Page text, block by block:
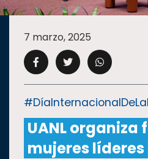
ACADEMIA
CAMPUS UANL
CULTURA
7 marzo, 2025
UANL organiza
mujeres líderes